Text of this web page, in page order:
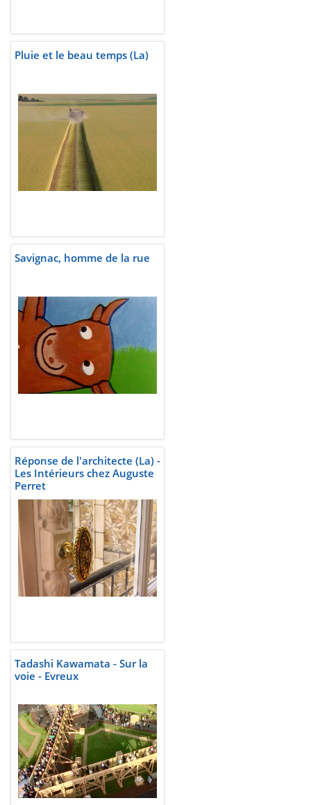
Pluie et le beau temps (La)
Savignac, homme de la rue
Réponse de l'architecte (La) -
Les Intérieurs chez Auguste
Perret
Tadashi Kawamata - Sur la
voie - Evreux